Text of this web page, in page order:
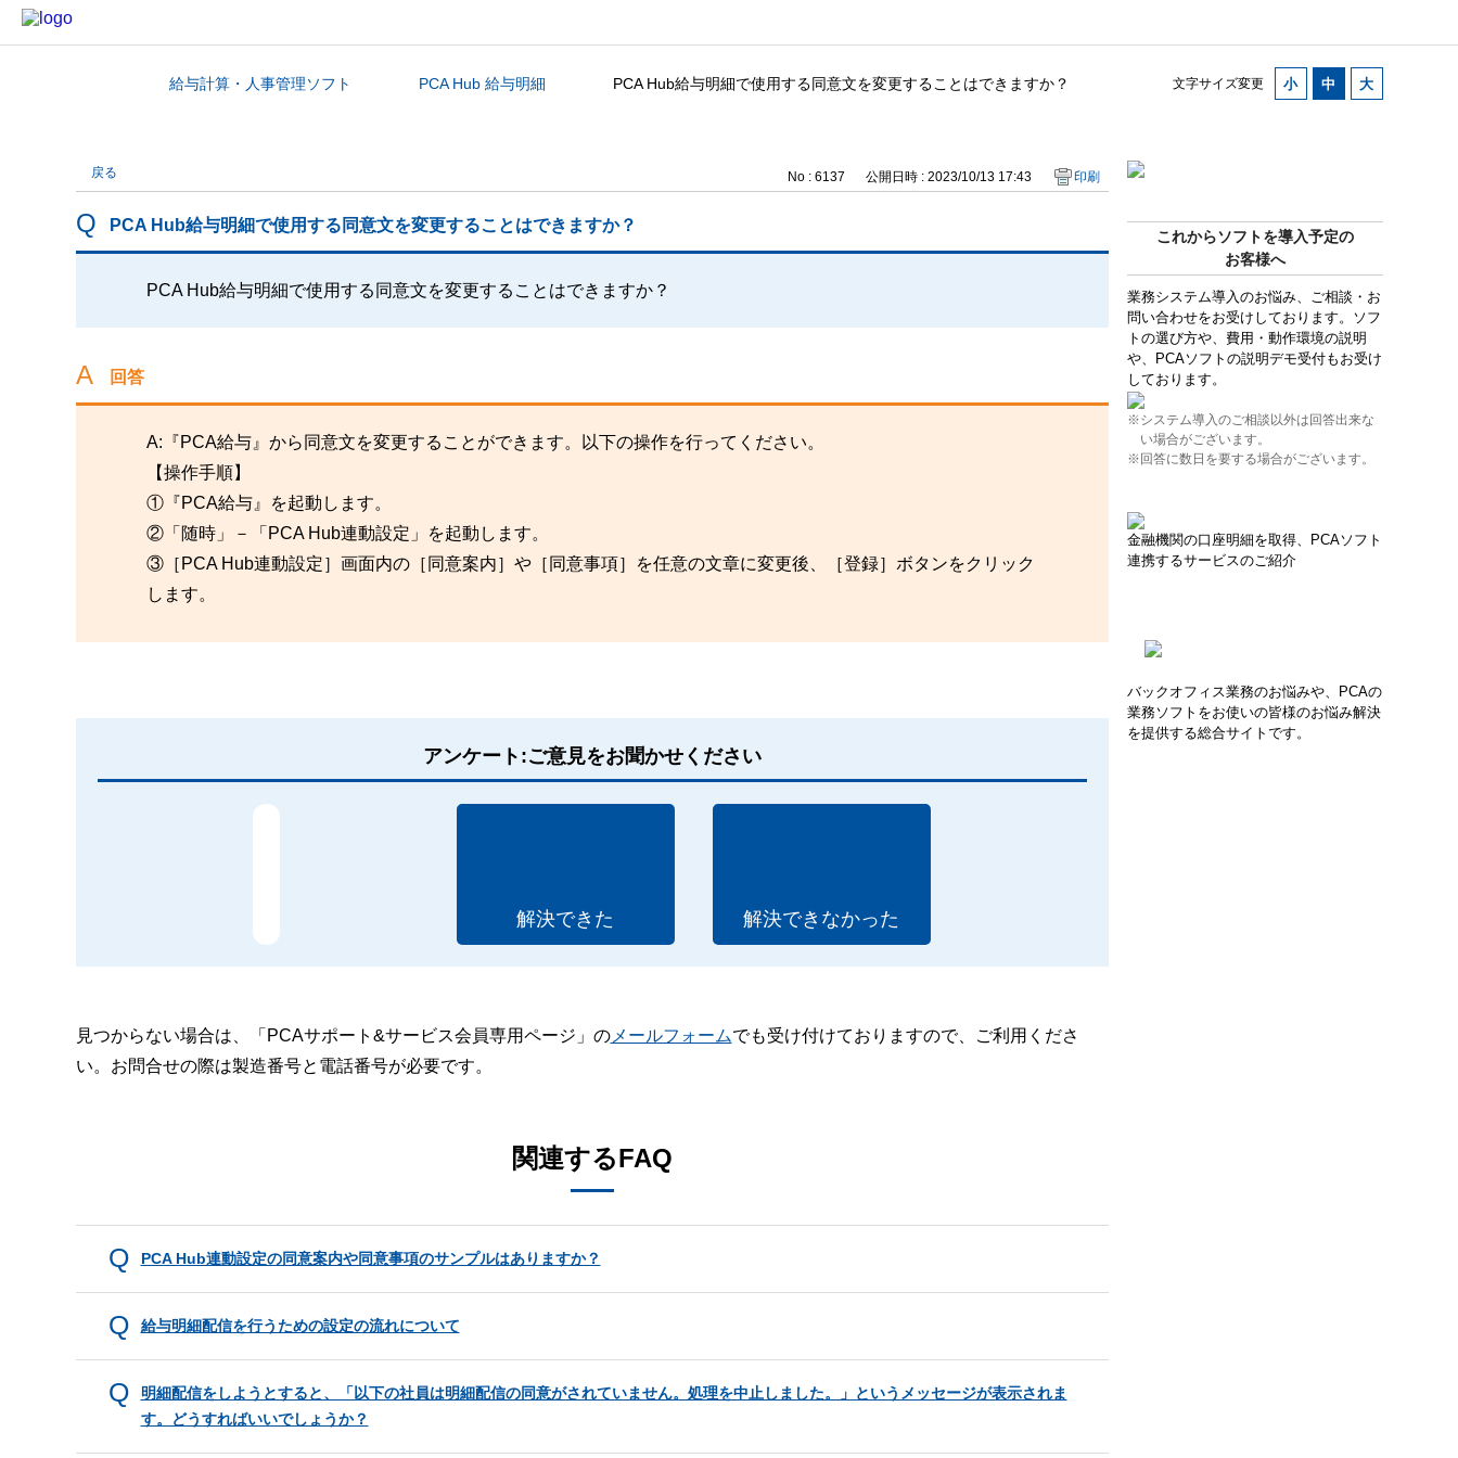
文字サイズ変更
カテゴリから探す給与計算・人事管理ソフト PCA Hub 給与明細 PCA Hub給与明細で使用する同意文を変更することはできますか？
これからソフトを導入予定の
お客様へ
業務システム導入のお悩み、ご相談・お
問い合わせをお受けしております。ソフ
トの選び方や、費用・動作環境の説明
や、PCAソフトの説明デモ受付もお受け
しております。
※システム導入のご相談以外は回答出来な
い場合がございます。
※回答に数日を要する場合がございます。
金融機関の口座明細を取得、PCAソフト
連携するサービスのご紹介
バックオフィス業務のお悩みや、PCAの
業務ソフトをお使いの皆様のお悩み解決
を提供する総合サイトです。
戻る No : 6137 公開日時 : 2023/10/13 17:43 印刷
PCA Hub給与明細で使用する同意文を変更することはできますか？
PCA Hub給与明細で使用する同意文を変更することはできますか？
回答
A:『PCA給与』から同意文を変更することができます。以下の操作を行ってください。
【操作手順】
①『PCA給与』を起動します。
②「随時」－「PCA Hub連動設定」を起動します。
③［PCA Hub連動設定］画面内の［同意案内］や［同意事項］を任意の文章に変更後、［登録］ボタンをクリック
します。
アンケート:ご意見をお聞かせください
解決できた 解決できなかった
見つからない場合は、「PCAサポート&サービス会員専用ページ」のメールフォームでも受け付けておりますので、ご利用くださ
い。お問合せの際は製造番号と電話番号が必要です。
関連するFAQ
PCA Hub連動設定の同意案内や同意事項のサンプルはありますか？
給与明細配信を行うための設定の流れについて
明細配信をしようとすると、「以下の社員は明細配信の同意がされていません。処理を中止しました。」というメッセージが表示されま
す。どうすればいいでしょうか？